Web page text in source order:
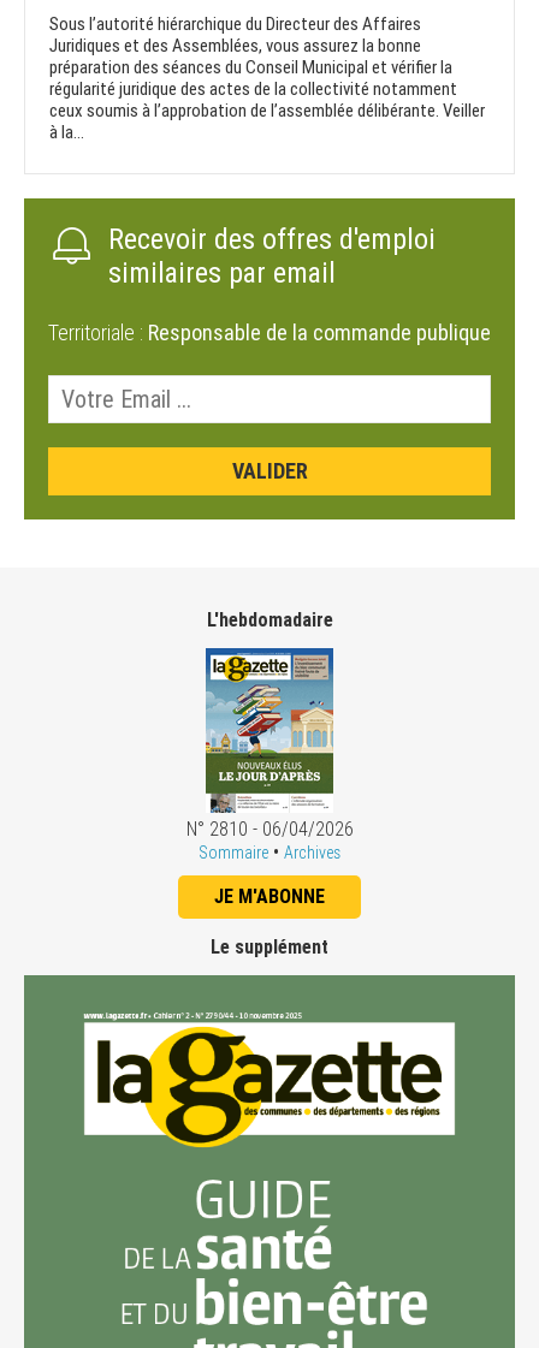
Sous l’autorité hiérarchique du Directeur des Affaires
Juridiques et des Assemblées, vous assurez la bonne
préparation des séances du Conseil Municipal et vérifier la
régularité juridique des actes de la collectivité notamment
ceux soumis à l’approbation de l’assemblée délibérante. Veiller
à la...
Recevoir des offres d'emploi
similaires par email
Territoriale : Responsable de la commande publique
L'hebdomadaire
N° 2810 - 06/04/2026
Sommaire • Archives
JE M'ABONNE
Le supplément